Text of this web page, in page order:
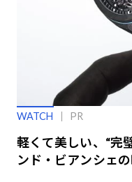
WATCH PR
軽くて美しい、“完
ンド・ビアンシェ